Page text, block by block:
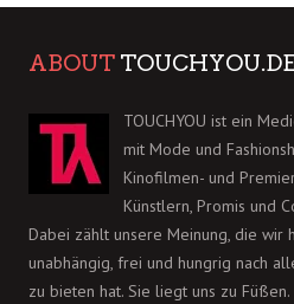
ABOUT
TOUCHYOU ist ein
mit Mode und
Kinofilmen- und
Künstlern, Promis und
Dabei zählt unsere Meinung, die wir
unabhängig, frei und hungrig nach
zu bieten hat. Sie liegt uns zu Füßen.